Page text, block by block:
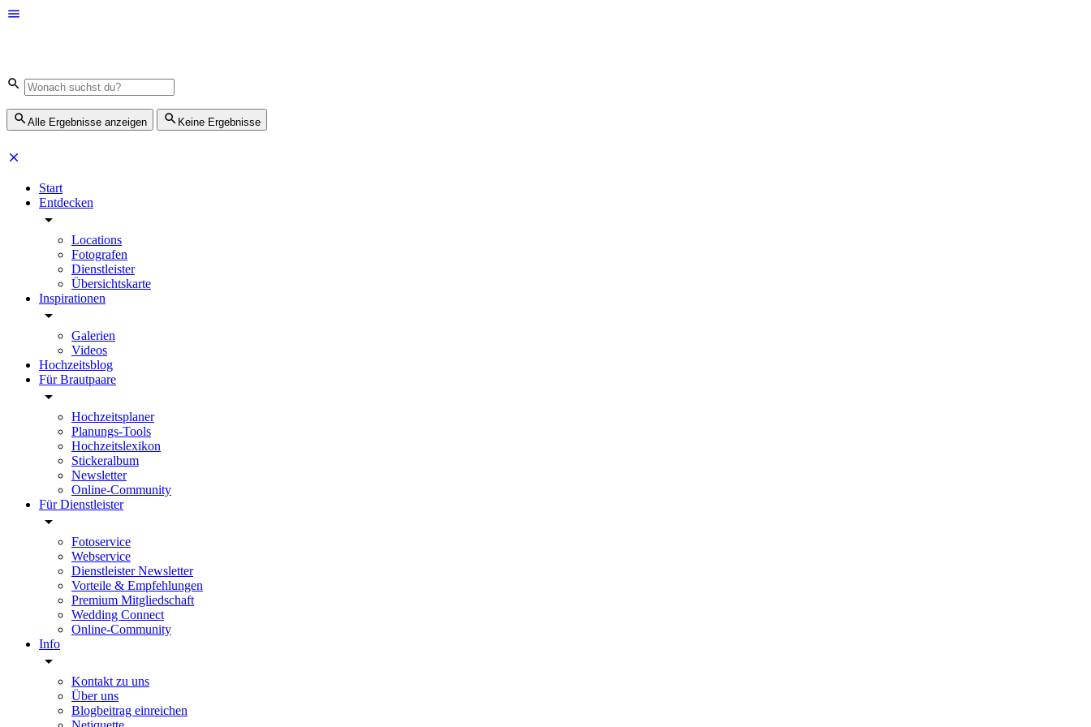
Alle Ergebnisse anzeigen Keine Ergebnisse
Start
Entdecken
Locations
Fotografen
Dienstleister
Übersichtskarte
Inspirationen
Galerien
Videos
Hochzeitsblog
Für Brautpaare
Hochzeitsplaner
Planungs-Tools
Hochzeitslexikon
Stickeralbum
Newsletter
Online-Community
Für Dienstleister
Fotoservice
Webservice
Dienstleister Newsletter
Vorteile & Empfehlungen
Premium Mitgliedschaft
Wedding Connect
Online-Community
Info
Kontakt zu uns
Über uns
Blogbeitrag einreichen